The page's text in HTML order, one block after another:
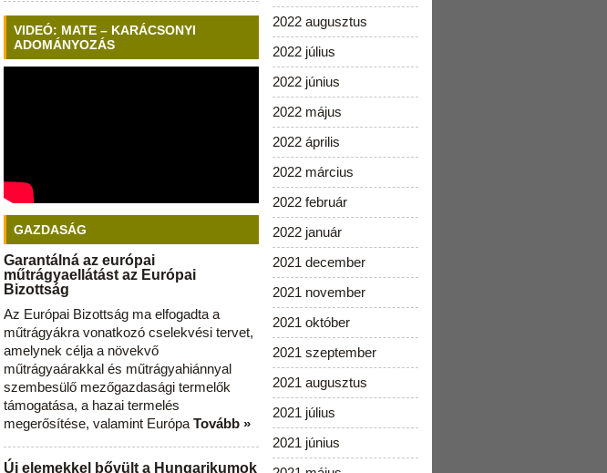
VIDEÓ: MATE – KARÁCSONYI
ADOMÁNYOZÁS
GAZDASÁG
Garantálná az európai
műtrágyaellátást az Európai
Bizottság
Az Európai Bizottság ma elfogadta a
műtrágyákra vonatkozó cselekvési tervet,
amelynek célja a növekvő
műtrágyaárakkal és műtrágyahiánnyal
szembesülő mezőgazdasági termelők
támogatása, a hazai termelés
megerősítése, valamint Európa Tovább »
Új elemekkel bővült a Hungarikumok
2022 augusztus
2022 július
2022 június
2022 május
2022 április
2022 március
2022 február
2022 január
2021 december
2021 november
2021 október
2021 szeptember
2021 augusztus
2021 július
2021 június